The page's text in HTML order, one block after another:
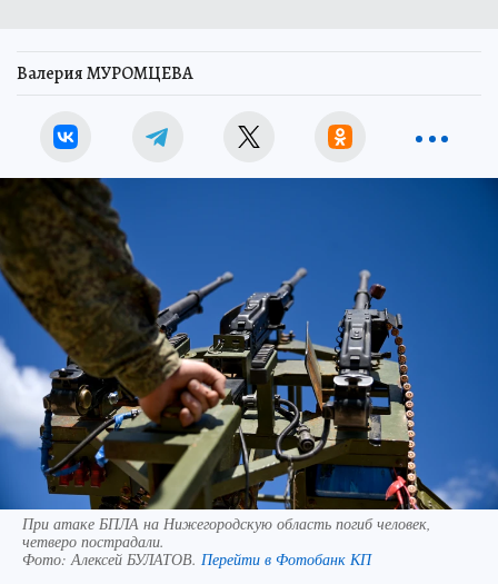
Валерия МУРОМЦЕВА
При атаке БПЛА на Нижегородскую область погиб человек,
четверо пострадали.
Фото:Алексей БУЛАТОВ. Перейти в Фотобанк КП